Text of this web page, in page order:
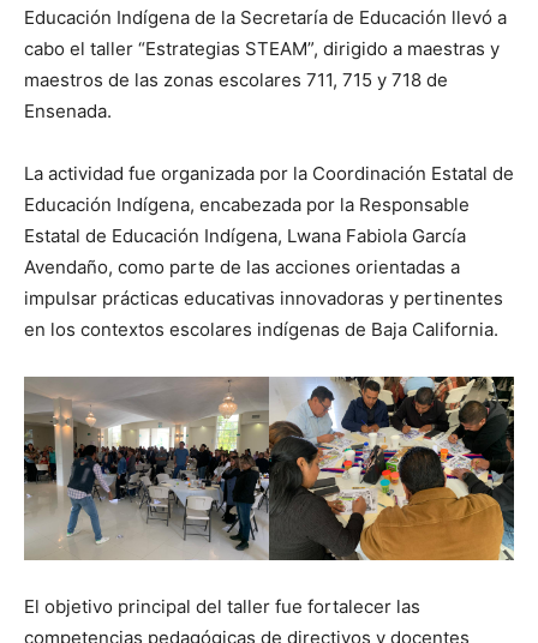
Educación Indígena de la Secretaría de Educación llevó a
cabo el taller “Estrategias STEAM”, dirigido a maestras y
maestros de las zonas escolares 711, 715 y 718 de
Ensenada.
La actividad fue organizada por la Coordinación Estatal de
Educación Indígena, encabezada por la Responsable
Estatal de Educación Indígena, Lwana Fabiola García
Avendaño, como parte de las acciones orientadas a
impulsar prácticas educativas innovadoras y pertinentes
en los contextos escolares indígenas de Baja California.
El objetivo principal del taller fue fortalecer las
competencias pedagógicas de directivos y docentes